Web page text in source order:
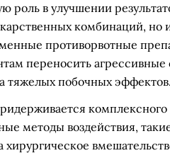
роль в улучшении
комбинаций, но
противорвотные
переносить
тяжелых побочных эффектов.
комплексного
методы воздействия,